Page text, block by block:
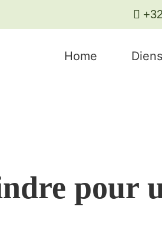
Home
pour